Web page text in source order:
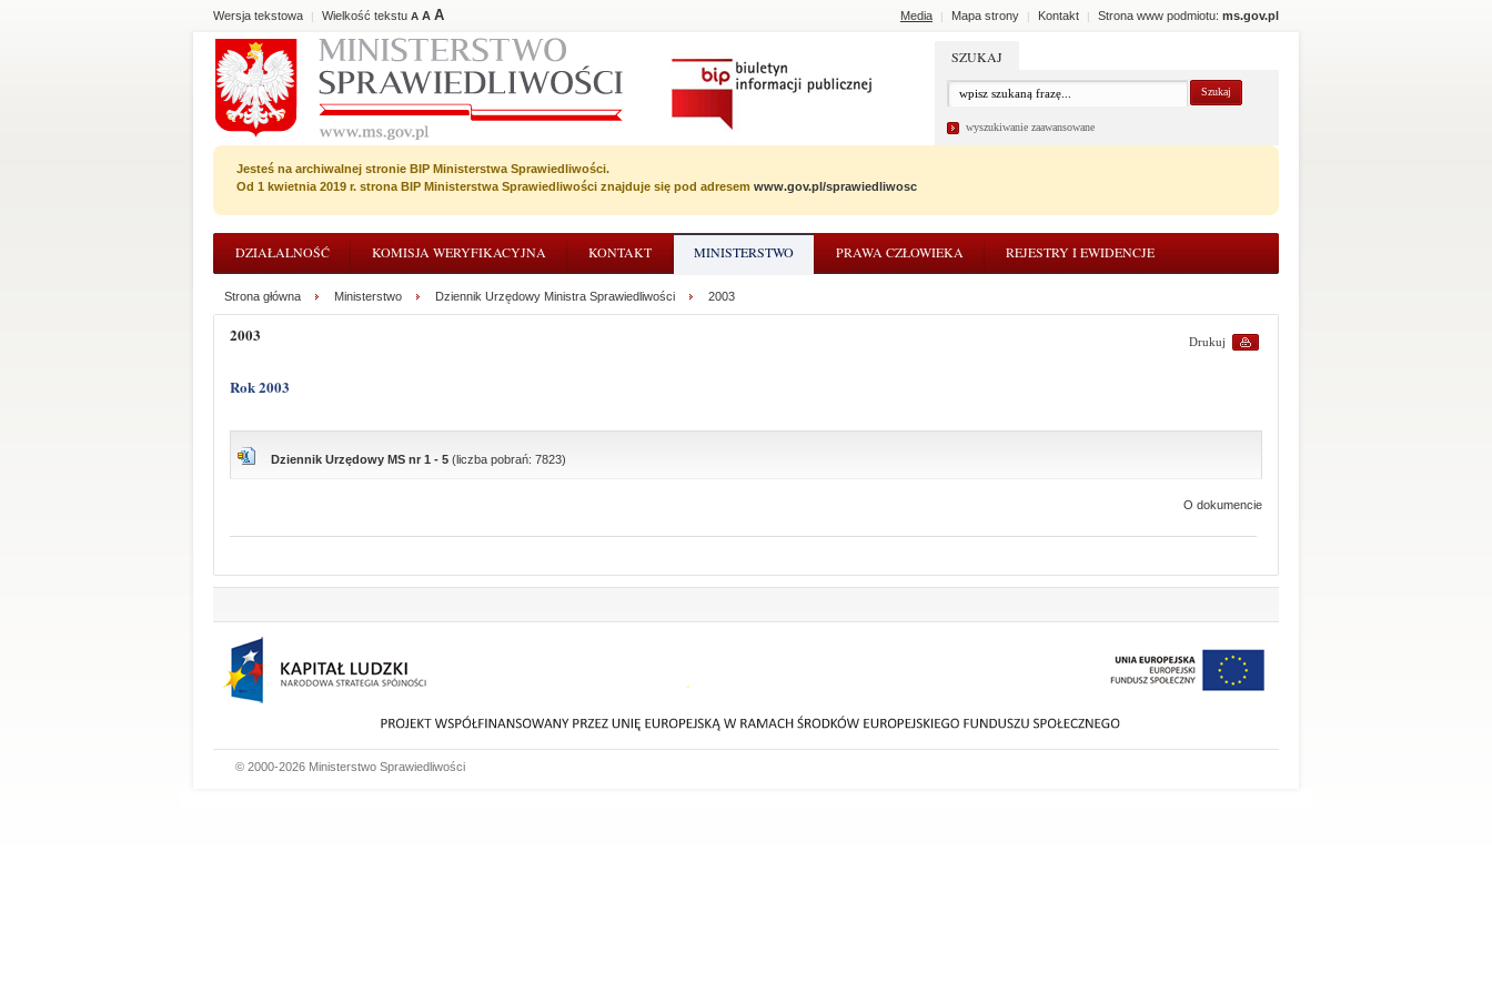
Media | Mapa strony | Kontakt | Strona www podmiotu: ms.gov.pl
Wersja tekstowa | Wielkość tekstu A A A
SZUKAJ
wyszukiwanie zaawansowane
Jesteś na archiwalnej stronie BIP Ministerstwa Sprawiedliwości.
Od 1 kwietnia 2019 r. strona BIP Ministerstwa Sprawiedliwości znajduje się pod adresem www.gov.pl/sprawiedliwosc
DZIAŁALNOŚĆ KOMISJA WERYFIKACYJNA KONTAKT MINISTERSTWO PRAWA CZŁOWIEKA REJESTRY I EWIDENCJE
Strona główna Ministerstwo Dziennik Urzędowy Ministra Sprawiedliwości 2003
Drukuj
2003
Rok 2003
Dziennik Urzędowy MS nr 1 - 5 (liczba pobrań: 7823)
O dokumencie
© 2000-2026 Ministerstwo Sprawiedliwości